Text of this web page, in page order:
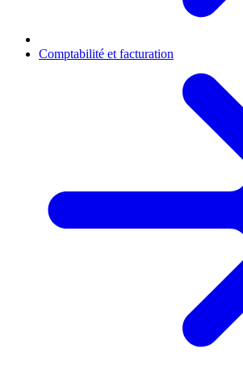
Comptabilité et facturation